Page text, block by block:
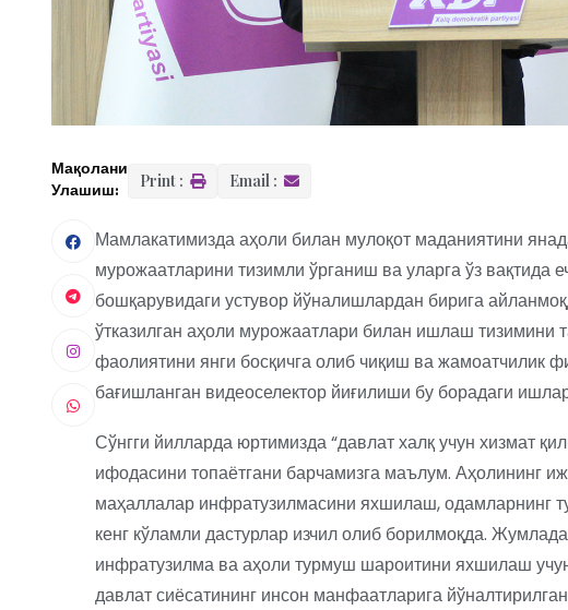
Мақолани
Улашиш:
Print : Email :
Мамлакатимизда аҳоли билан мулоқот маданиятини
мурожаатларини тизимли ўрганиш ва уларга ўз вақтида
бошқарувидаги устувор йўналишлардан бирига
ўтказилган аҳоли мурожаатлари билан ишлаш тизимини
фаолиятини янги босқичга олиб чиқиш ва жамоатчилик
бағишланган видеоселектор йиғилиши бу борадаги
Сўнгги йилларда юртимизда “давлат халқ учун хизмат
ифодасини топаётгани барчамизга маълум. Аҳолининг
маҳаллалар инфратузилмасини яхшилаш, одамларнинг
кенг кўламли дастурлар изчил олиб борилмоқда.
инфратузилма ва аҳоли турмуш шароитини яхшилаш
давлат сиёсатининг инсон манфаатларига